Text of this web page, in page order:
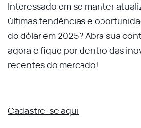
Interessado em se manter
últimas tendências e
do dólar em 2025? Abra sua
agora e fique por dentro das
recentes do mercado!
Cadastre-se aqui